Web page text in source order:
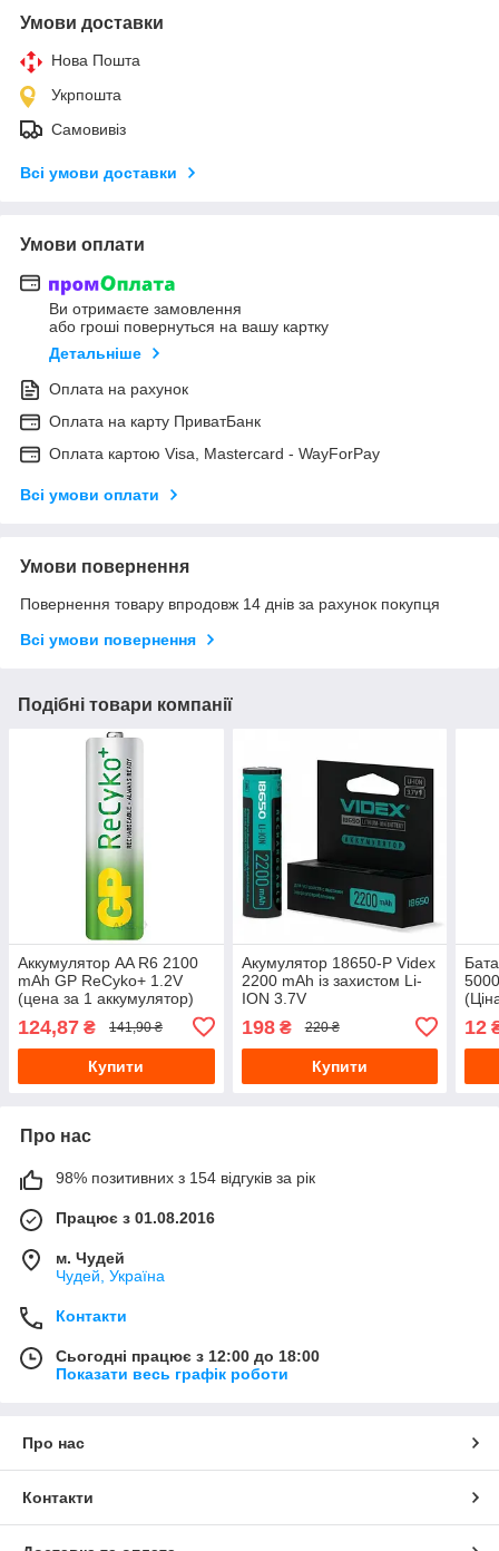
Умови доставки
Нова Пошта
Укрпошта
Самовивіз
Всі умови доставки
Умови оплати
Ви отримаєте замовлення
або гроші повернуться на вашу картку
Детальніше
Оплата на рахунок
Оплата на карту ПриватБанк
Оплата картою Visa, Mastercard - WayForPay
Всі умови оплати
Умови повернення
Повернення товару впродовж 14 днів за рахунок покупця
Всі умови повернення
Подібні товари компанії
Аккумулятор AA R6 2100
mAh GP ReCyko+ 1.2V
(цена за 1 аккумулятор)
124,87 ₴ 141,90 ₴
Купити
Акумулятор 18650-P Videx
2200 mAh із захистом Li-
ION 3.7V
198₴ 220 ₴
Купити
12
Про нас
98% позитивних з 154 відгуків за рік
Працює з 01.08.2016
м. Чудей
Чудей, Україна
Контакти
Сьогодні працює з 12:00 до 18:00
Показати весь графік роботи
Про нас
Контакти